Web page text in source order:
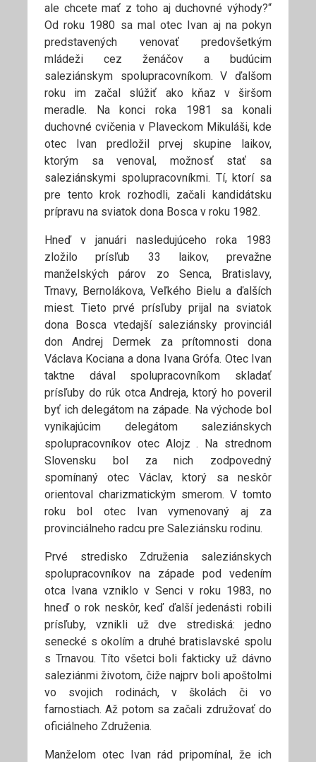
ale chcete mať z toho aj duchovné výhody?“
Od roku 1980 sa mal otec Ivan aj na pokyn
predstavených venovať predovšetkým
mládeži cez ženáčov a budúcim
saleziánskym spolupracovníkom. V ďalšom
roku im začal slúžiť ako kňaz v širšom
meradle. Na konci roka 1981 sa konali
duchovné cvičenia v Plaveckom Mikuláši, kde
otec Ivan predložil prvej skupine laikov,
ktorým sa venoval, možnosť stať sa
saleziánskymi spolupracovníkmi. Tí, ktorí sa
pre tento krok rozhodli, začali kandidátsku
prípravu na sviatok dona Bosca v roku 1982.
Hneď v januári nasledujúceho roka 1983
zložilo prísľub 33 laikov, prevažne
manželských párov zo Senca, Bratislavy,
Trnavy, Bernolákova, Veľkého Bielu a ďalších
miest. Tieto prvé prísľuby prijal na sviatok
dona Bosca vtedajší saleziánsky provinciál
don Andrej Dermek za prítomnosti dona
Václava Kociana a dona Ivana Grófa. Otec Ivan
taktne dával spolupracovníkom skladať
prísľuby do rúk otca Andreja, ktorý ho poveril
byť ich delegátom na západe. Na východe bol
vynikajúcim delegátom saleziánskych
spolupracovníkov otec Alojz . Na strednom
Slovensku bol za nich zodpovedný
spomínaný otec Václav, ktorý sa neskôr
orientoval charizmatickým smerom. V tomto
roku bol otec Ivan vymenovaný aj za
provinciálneho radcu pre Saleziánsku rodinu.
Prvé stredisko Združenia saleziánskych
spolupracovníkov na západe pod vedením
otca Ivana vzniklo v Senci v roku 1983, no
hneď o rok neskôr, keď ďalší jedenásti robili
prísľuby, vznikli už dve strediská: jedno
senecké s okolím a druhé bratislavské spolu
s Trnavou. Títo všetci boli fakticky už dávno
saleziánmi životom, čiže najprv boli apoštolmi
vo svojich rodinách, v školách či vo
farnostiach. Až potom sa začali združovať do
oficiálneho Združenia.
Manželom otec Ivan rád pripomínal, že ich